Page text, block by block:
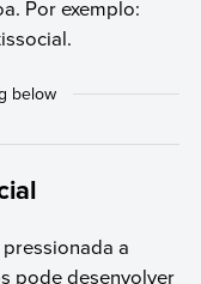
Por exemplo:
a
pode desenvolver